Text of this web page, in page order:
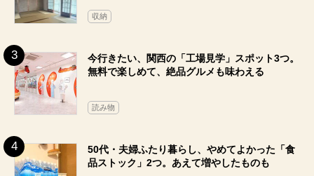
収納
今行きたい、関西の「工場見学」スポット3つ。
無料で楽しめて、絶品グルメも味わえる
読み物
50代・夫婦ふたり暮らし、やめてよかった「食
品ストック」2つ。あえて増やしたものも